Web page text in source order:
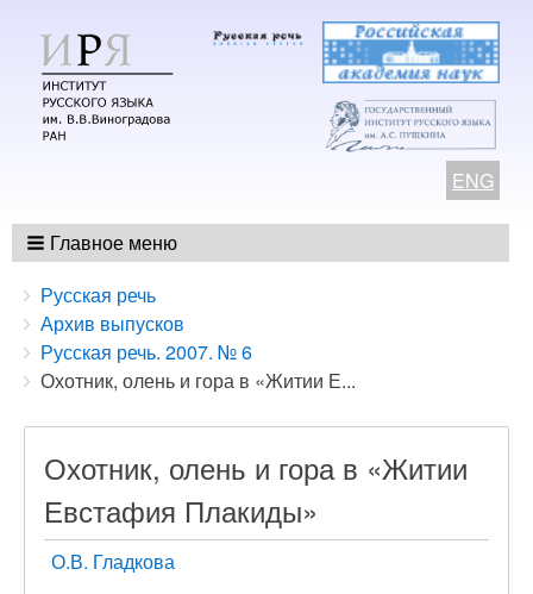
ENG
Главное меню
Breadcrumbs
You
are
here:
Русская речь
Архив выпусков
Русская речь. 2007. № 6
Охотник, олень и гора в «Житии Е...
Охотник, олень и гора в «Житии
Евстафия Плакиды»
О.В. Гладкова